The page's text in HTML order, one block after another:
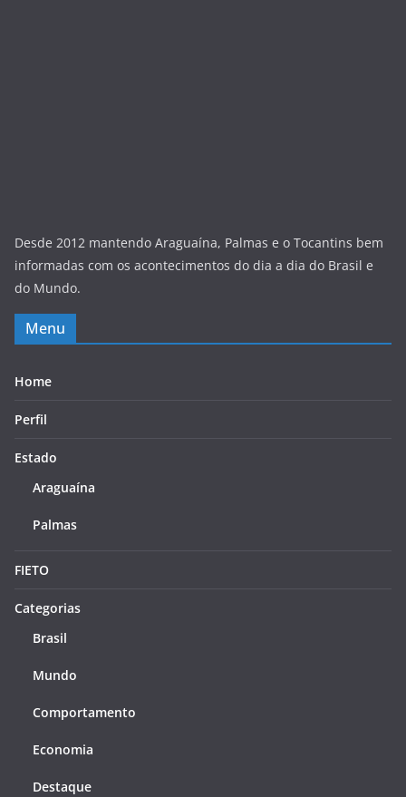
Desde 2012 mantendo Araguaína, Palmas e o Tocantins bem
informadas com os acontecimentos do dia a dia do Brasil e
do Mundo.
Menu
Home
Perfil
Estado
Araguaína
Palmas
FIETO
Categorias
Brasil
Mundo
Comportamento
Economia
Destaque